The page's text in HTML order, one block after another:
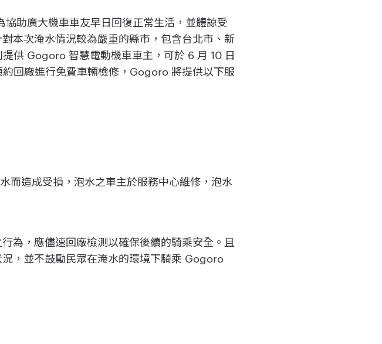
助廣大機車車友早日回復正常生活，並體諒受
本次淹水情況較為嚴重的縣市，包含台北市、新
供 Gogoro 智慧電動機車車主，可於 6 月 10 日
回廠進行免費車輛檢修，Gogoro 將提供以下服
而造成受損，泡水之車主於服務中心維修，泡水
為，應儘速回廠檢測以確保後續的騎乘安全。且
，並不鼓勵民眾在淹水的環境下騎乘 Gogoro